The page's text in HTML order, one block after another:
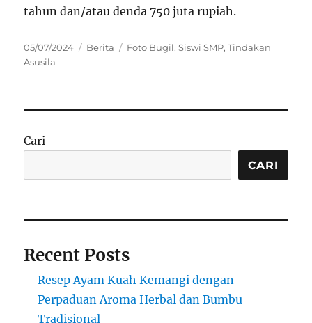
tahun dan/atau denda 750 juta rupiah.
Posted
on
05/07/2024 Categories
Berita Tags
Foto Bugil,Siswi SMP,Tindakan
Asusila
Cari
CARI
Recent Posts
Resep Ayam Kuah Kemangi dengan
Perpaduan Aroma Herbal dan Bumbu
Tradisional